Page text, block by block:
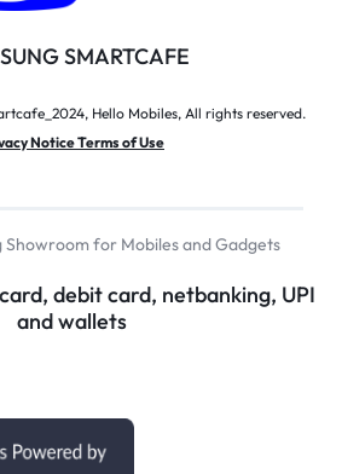
SMARTCAFE
Hello Mobiles, All rights reserved.
Notice Terms of Use
Showroom for Mobiles and Gadgets
debit card, netbanking, UPI
and wallets